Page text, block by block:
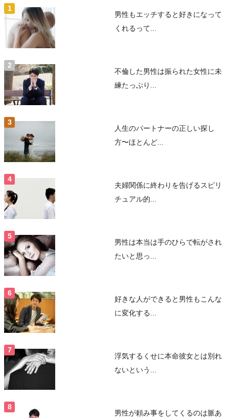
男性もエッチすると好きになって
くれるって...
不倫した男性は振られた女性に未
練たっぷり...
人生のパートナーの正しい探し
方〜ほとんど...
夫婦関係に終わりを告げるスピリ
チュアル的...
男性は本当は手のひらで転がされ
たいと思っ...
好きな人ができると男性もこんな
に変化する...
浮気するくせに本命彼女とは別れ
ないという...
男性が頼み事をしてくるのは脈あ